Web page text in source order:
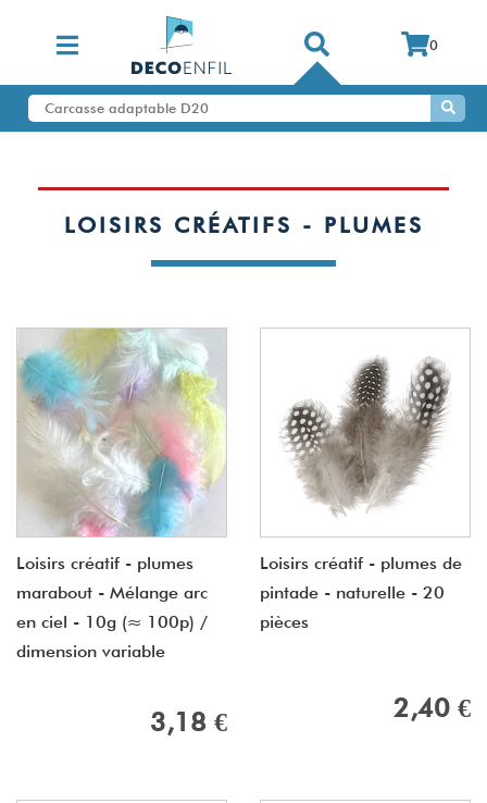
0
LOISIRS CRÉATIFS - PLUMES
Loisirs créatif - plumes
marabout - Mélange arc
en ciel - 10g (≈ 100p) /
dimension variable
3,18 €
Loisirs créatif - plumes de
pintade - naturelle - 20
pièces
2,40 €